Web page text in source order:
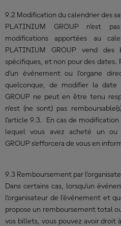
9.2 Modification du calendrier des
PLATINIUM GROUP n'est
modifications apportées au
PLATINIUM GROUP vend
spécifiques, et non pour des
d'un événement ou l'organe
quelconque, de modifier la date
GROUP ne peut en être tenu
n'est (ne sont) pas
l'article 9.3. En cas de
lequel vous avez acheté un ou
GROUP s'efforcera de vous en
9.3 Remboursement par
Dans certains cas, lorsqu'un
l'organisateur de l'événement et
propose un remboursement total
vos billets, vous pouvez avoir droit